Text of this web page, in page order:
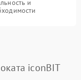
и
iconBIT